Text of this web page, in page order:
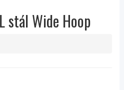
stál Wide Hoop